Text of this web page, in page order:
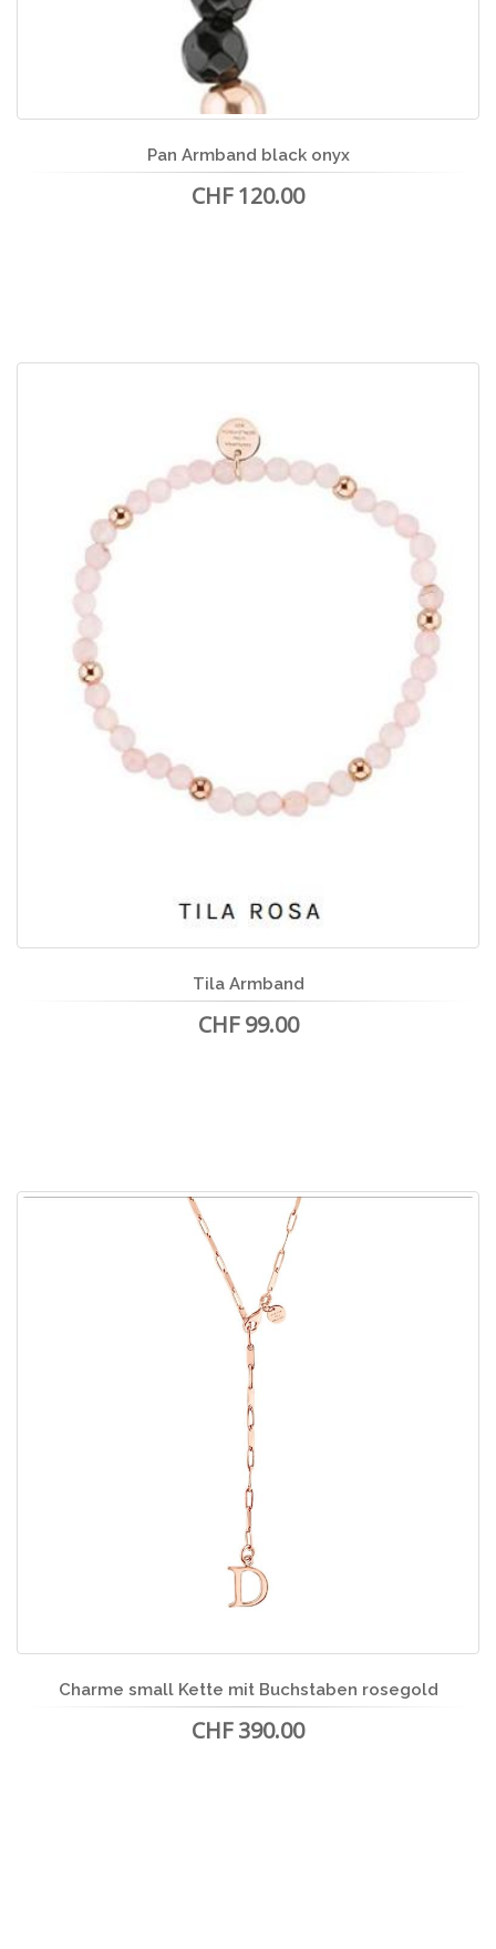
Pan Armband black onyx
CHF 120.00
Tila Armband
CHF 99.00
Charme small Kette mit Buchstaben rosegold
CHF 390.00